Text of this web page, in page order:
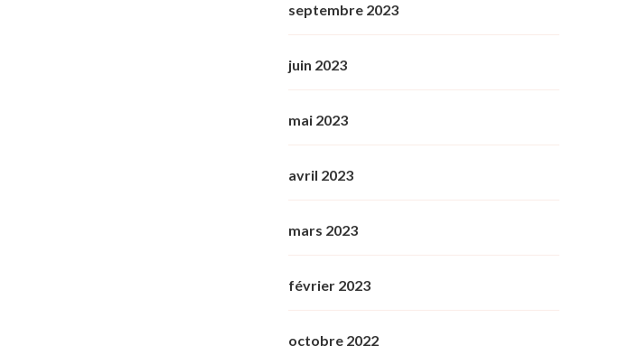
septembre 2023
juin 2023
mai 2023
avril 2023
mars 2023
février 2023
octobre 2022